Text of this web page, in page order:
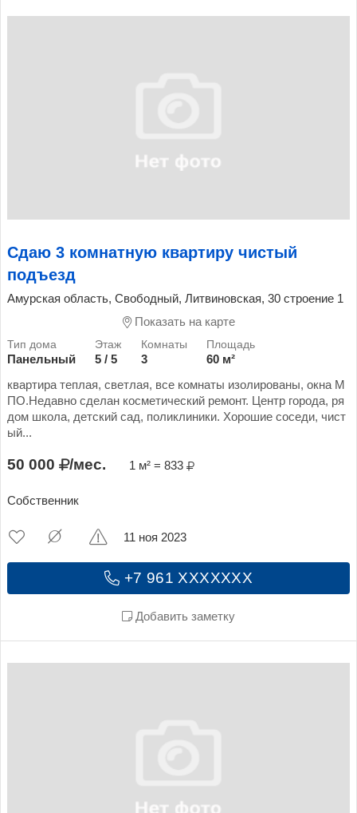
Сдаю 3 комнатную квартиру чистый
подъезд
Амурская область, Свободный, Литвиновская, 30 строение 1
Показать на карте
Панельный 5 / 5 3
60 м²
квартира теплая, светлая, все комнаты изолированы, окна М
ПО.Недавно сделан косметический ремонт. Центр города, ря
дом школа, детский сад, поликлиники. Хорошие соседи, чист
ый...
50 000 /мес. 1 м² = 833
Собственник
+7 961 XXXXXXX
Добавить заметку
11 ноя 2023